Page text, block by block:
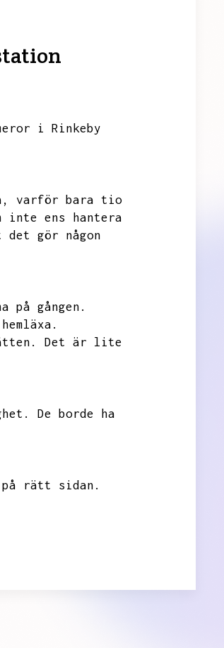
i Rinkeby
varför bara tio
inte ens hantera
gör någon
på gången.
hemläxa.
Det är lite
De borde ha
rätt sidan.